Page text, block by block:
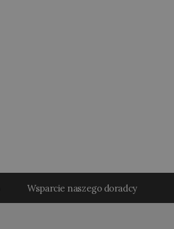
Wsparcie naszego doradcy